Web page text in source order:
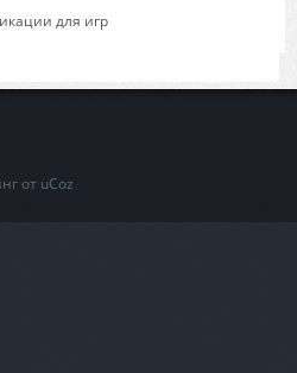
для игр
от uCoz